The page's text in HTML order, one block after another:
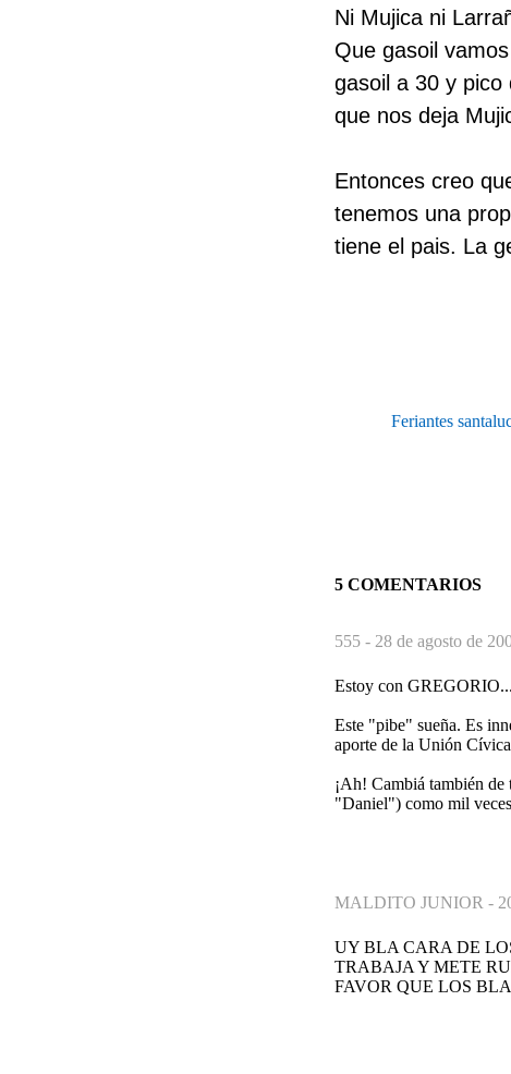
Ni Mujica ni
Que gasoil
gasoil a 30 y pico
que nos deja
Entonces creo
tenemos una
tiene el pais. La
Feriantes
5 COMENTARIOS
555 - 28 de agosto de
Estoy con GREGORIO...
Este "pibe" sueña. Es
aporte de la Unión
¡Ah! Cambiá también
"Daniel") como mil
MALDITO JUNIOR -
UY BLA CARA DE
TRABAJA Y METE
FAVOR QUE LOS